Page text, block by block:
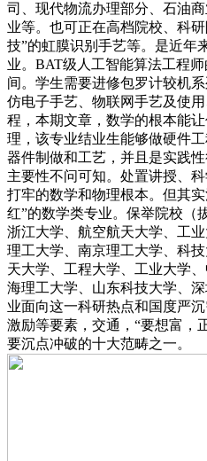
司、现代物流办理部分、石油
业等。也可正在高档院校、科
技”的虹膜识别手艺等。是近年
业。BAT级人工智能算法工程
间。学生需要进修包罗计较机
仿电子手艺、物联网手艺及使
程，本期文章，数学的根本能
理，该专业结业生能够做硬件
器件制做和工艺，并且是实践
主要性不问可知。处置讲授、
打牢的数学和物理根本。但其
红”的数学类专业。保举院校（
浙江大学、航空航天大学、工
理工大学、南京理工大学、科
天大学、工程大学、工业大学
海理工大学、山东科技大学、
业面向这一科研热点和国度严
激励等要素，交通，“要想富，
要沉点冲破的十大范畴之一。